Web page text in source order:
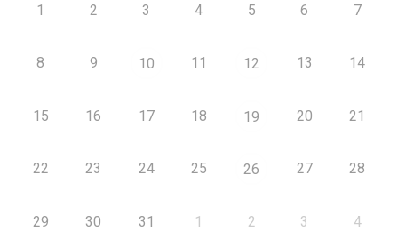
1 2 3 4 5 6 7
8 9 10 11 12 13 14
15 16 17 18 19 20 21
22 23 24 25 26 27 28
29 30 31 1 2 3 4